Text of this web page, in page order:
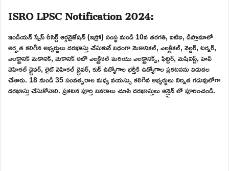
ISRO LPSC Notification 2024:
ఇండియన్ స్పేస్ రీసెర్చ్ ఆర్గనైజేషన్ (ఇస్రో) సంస్థ నుండి 10వ తరగతి, ఐటిఐ, డిప్లొమాలో
అర్హత కలిగిన అభ్యర్థులు దరఖాస్తు చేసుకునే విధంగా మెకానికల్, ఎలక్ట్రికల్, వెల్డర్, టర్నర్,
ఎలక్ట్రానిక్ మెకానిక్, మెకానిక్ ఆటో ఎలక్ట్రికల్ మరియు ఎలక్ట్రానిక్స్, ఫిట్టర్, మెషినిస్ట్, హెవీ
వెహికల్ డ్రైవర్, లైట్ వెహికల్ డ్రైవర్, కుక్ ఉద్యోగాల భర్తీకి ఉద్యోగాల ప్రకటనను విడుదల
చేశారు. 18 నుండి 35 సంవత్సరాల మధ్య వయస్సు కలిగిన అభ్యర్థులు నిర్నిత గడువులోగా
దరఖాస్తు చేసుకోవాలి. ప్రకటన పూర్తి వివరాలు చూసి దరఖాస్తులు ఆన్లైన్ లో పూరించండి.